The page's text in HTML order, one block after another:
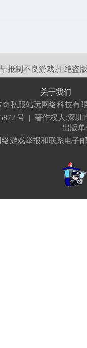
:抵制不良游戏,拒绝盗
关于我们
奇私服站玩网络科技有
号 | 著作权人:深圳
出版
游戏举报和联系电子